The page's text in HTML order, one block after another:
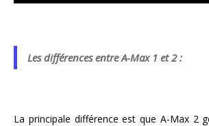
Les différences entre A-Max 1 et 2 :
La principale différence est que A-Max 2